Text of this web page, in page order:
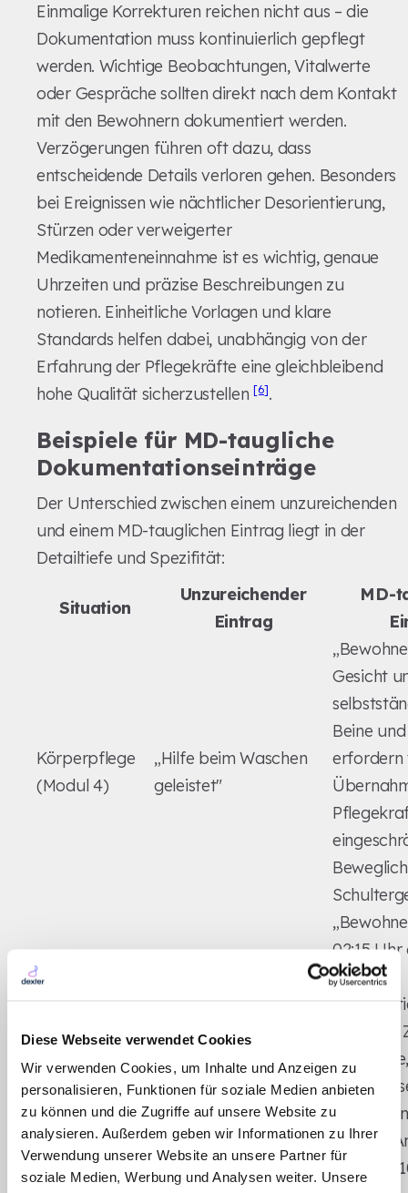
Diese Webseite verwendet Cookies
Wir verwenden Cookies, um Inhalte und Anzeigen zu
personalisieren, Funktionen für soziale Medien anbieten
zu können und die Zugriffe auf unsere Website zu
analysieren. Außerdem geben wir Informationen zu Ihrer
Verwendung unserer Website an unsere Partner für
soziale Medien, Werbung und Analysen weiter. Unsere
Einmalige Korrekturen reichen nicht aus – die
Dokumentation muss kontinuierlich gepflegt
werden. Wichtige Beobachtungen, Vitalwerte
oder Gespräche sollten direkt nach dem Kontakt
mit den Bewohnern dokumentiert werden.
Verzögerungen führen oft dazu, dass
entscheidende Details verloren gehen. Besonders
bei Ereignissen wie nächtlicher Desorientierung,
Stürzen oder verweigerter
Medikamenteneinnahme ist es wichtig, genaue
Uhrzeiten und präzise Beschreibungen zu
notieren. Einheitliche Vorlagen und klare
Standards helfen dabei, unabhängig von der
Erfahrung der Pflegekräfte eine gleichbleibend
hohe Qualität sicherzustellen [6].
Beispiele für MD-taugliche
Dokumentationseinträge
Der Unterschied zwischen einem unzureichenden
und einem MD-tauglichen Eintrag liegt in der
Detailtiefe und Spezifität:
Situation
Unzureichender
Eintrag
MD-
Körperpflege
(Modul 4)
„Hilfe beim Waschen
geleistet"
Gesicht
Beine
erfordern
Kognition
(Modul 2)
„Zeitweise verwirrt"
02:15
zeitliche
zu
verbale
nach ca.